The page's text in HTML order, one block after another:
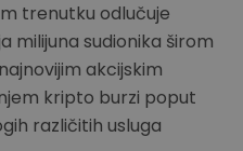
trenutku odlučuje
milijuna sudionika širom
akcijskim
kripto burzi poput
različitih usluga